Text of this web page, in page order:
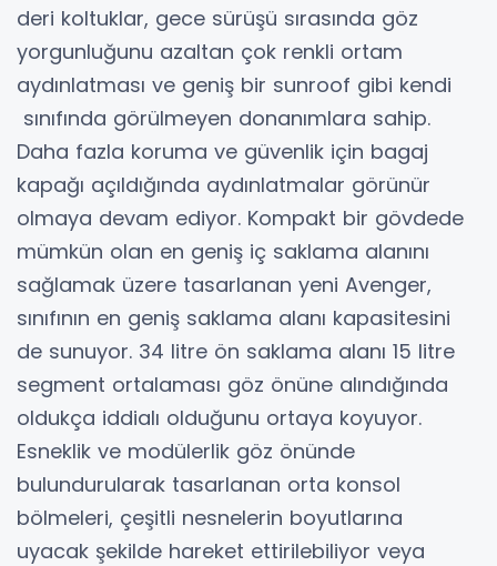
deri koltuklar, gece sürüşü sırasında göz
yorgunluğunu azaltan çok renkli ortam
aydınlatması ve geniş bir sunroof gibi kendi
sınıfında görülmeyen donanımlara sahip.
Daha fazla koruma ve güvenlik için bagaj
kapağı açıldığında aydınlatmalar görünür
olmaya devam ediyor. Kompakt bir gövdede
mümkün olan en geniş iç saklama alanını
sağlamak üzere tasarlanan yeni Avenger,
sınıfının en geniş saklama alanı kapasitesini
de sunuyor. 34 litre ön saklama alanı 15 litre
segment ortalaması göz önüne alındığında
oldukça iddialı olduğunu ortaya koyuyor.
Esneklik ve modülerlik göz önünde
bulundurularak tasarlanan orta konsol
bölmeleri, çeşitli nesnelerin boyutlarına
uyacak şekilde hareket ettirilebiliyor veya